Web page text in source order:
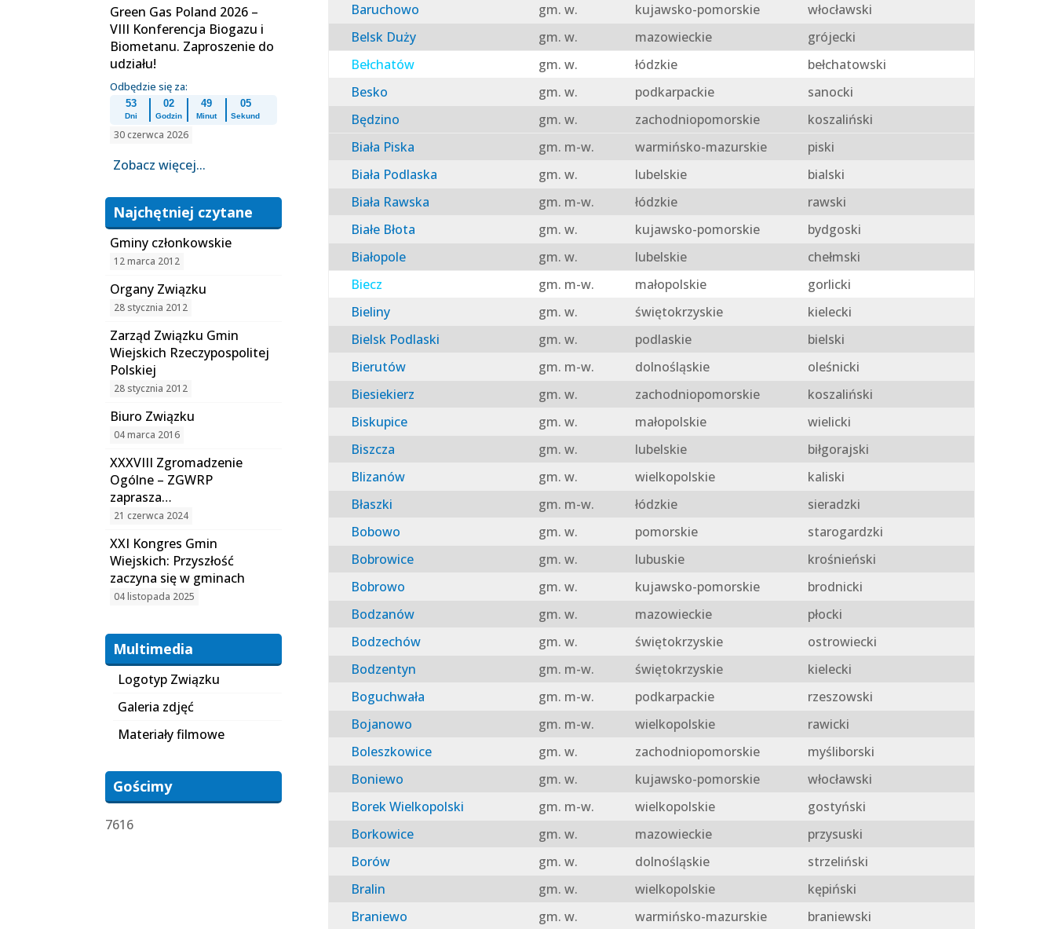
Baruchowo
gm. w. kujawsko-pomorskie
włocławski
Belsk Duży
gm. w. mazowieckie
grójecki
Bełchatów
gm. w. łódzkie
bełchatowski
Besko
gm. w. podkarpackie
sanocki
Będzino
gm. w. zachodniopomorskie
koszaliński
Biała Piska
gm. m-w. warmińsko-mazurskie
piski
Biała Podlaska
gm. w. lubelskie
bialski
Biała Rawska
gm. m-w. łódzkie
rawski
Białe Błota
gm. w. kujawsko-pomorskie
bydgoski
Białopole
gm. w. lubelskie
chełmski
Biecz
gm. m-w. małopolskie
gorlicki
Bieliny
gm. w. świętokrzyskie
kielecki
Bielsk Podlaski
gm. w. podlaskie
bielski
Bierutów
gm. m-w. dolnośląskie
oleśnicki
Biesiekierz
gm. w. zachodniopomorskie
koszaliński
Biskupice
gm. w. małopolskie
wielicki
Biszcza
gm. w. lubelskie
biłgorajski
Blizanów
gm. w. wielkopolskie
kaliski
Błaszki
gm. m-w. łódzkie
sieradzki
Bobowo
gm. w. pomorskie
starogardzki
Bobrowice
gm. w. lubuskie
krośnieński
Bobrowo
gm. w. kujawsko-pomorskie
brodnicki
Bodzanów
gm. w. mazowieckie
płocki
Bodzechów
gm. w. świętokrzyskie
ostrowiecki
Bodzentyn
gm. m-w. świętokrzyskie
kielecki
Boguchwała
gm. m-w. podkarpackie
rzeszowski
Bojanowo
gm. m-w. wielkopolskie
rawicki
Boleszkowice
gm. w. zachodniopomorskie
myśliborski
Boniewo
gm. w. kujawsko-pomorskie
włocławski
Borek Wielkopolski
gm. m-w. wielkopolskie
gostyński
Borkowice
gm. w. mazowieckie
przysuski
Borów
gm. w. dolnośląskie
strzeliński
Bralin
gm. w. wielkopolskie
kępiński
Braniewo
gm. w. warmińsko-mazurskie
braniewski
Green Gas Poland 2026 –
VIII Konferencja Biogazu i
Biometanu. Zaproszenie do
udziału!
Odbędzie się za:
53
Dni
02
Godzin
49
Minut
04
Sekund
30 czerwca 2026
Zobacz więcej...
Najchętniej czytane
Gminy członkowskie
12 marca 2012
Organy Związku
28 stycznia 2012
Zarząd Związku Gmin
Wiejskich Rzeczypospolitej
Polskiej
28 stycznia 2012
Biuro Związku
04 marca 2016
XXXVIII Zgromadzenie
Ogólne – ZGWRP
zaprasza…
21 czerwca 2024
XXI Kongres Gmin
Wiejskich: Przyszłość
zaczyna się w gminach
04 listopada 2025
Multimedia
Logotyp Związku
Galeria zdjęć
Materiały filmowe
Gościmy
7616